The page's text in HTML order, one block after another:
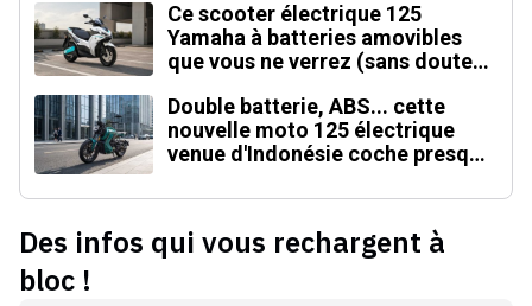
Ce scooter électrique 125
Yamaha à batteries amovibles
que vous ne verrez (sans doute)
Double batterie, ABS... cette
nouvelle moto 125 électrique
venue d'Indonésie coche presque
Des infos qui vous rechargent à
bloc !